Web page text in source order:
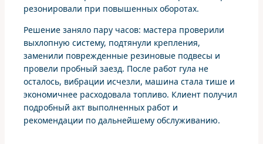
резонировали при повышенных оборотах.
Решение заняло пару часов: мастера проверили
выхлопную систему, подтянули крепления,
заменили поврежденные резиновые подвесы и
провели пробный заезд. После работ гула не
осталось, вибрации исчезли, машина стала тише и
экономичнее расходовала топливо. Клиент получил
подробный акт выполненных работ и
рекомендации по дальнейшему обслуживанию.